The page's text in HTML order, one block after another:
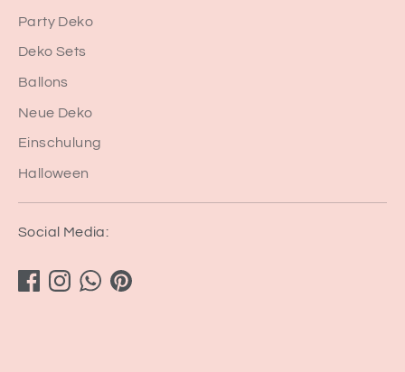
Party Deko
Deko Sets
Ballons
Neue Deko
Einschulung
Halloween
Social Media: